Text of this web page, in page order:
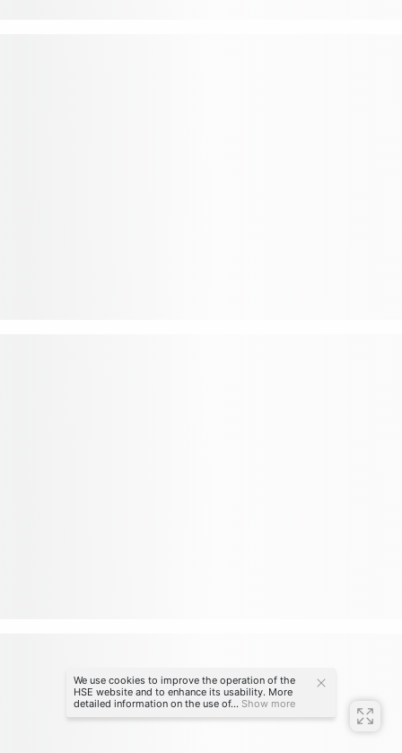
We use cookies to improve the operation of the
HSE website and to enhance its usability. More
detailed information on the use of... Show more